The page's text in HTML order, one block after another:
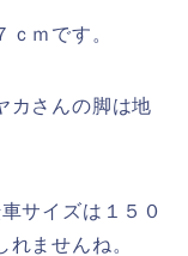
ｃｍ です。
カさんの脚は地
サイズは １５０
れませんね。